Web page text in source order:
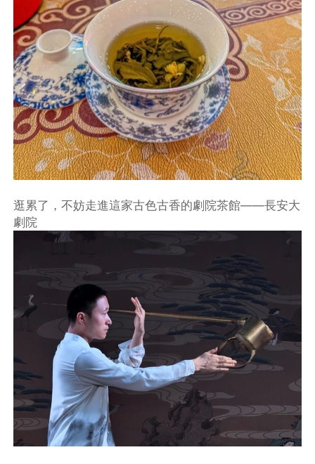
逛累了，不妨走進這家古色古香的劇院茶館——長安大
劇院